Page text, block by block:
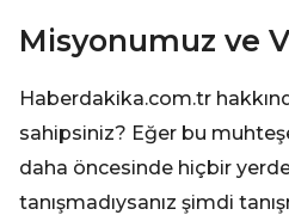
Misyonumuz ve
Haberdakika.com.tr
sahipsiniz? Eğer bu
daha öncesinde hiçbir
tanışmadıysanız şimdi